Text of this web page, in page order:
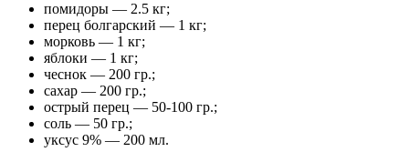
помидоры — 2.5 кг;
перец болгарский — 1 кг;
морковь — 1 кг;
яблоки — 1 кг;
чеснок — 200 гр.;
сахар — 200 гр.;
острый перец — 50-100 гр.;
соль — 50 гр.;
уксус 9% — 200 мл.